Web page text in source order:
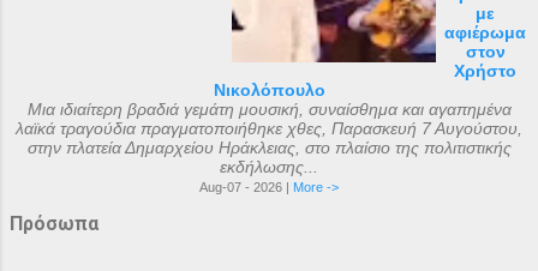
με
αφιέρωμα
στον
Χρήστο
Νικολόπουλο
Μια ιδιαίτερη βραδιά γεμάτη μουσική, συναίσθημα και αγαπημένα
λαϊκά τραγούδια πραγματοποιήθηκε χθες, Παρασκευή 7 Αυγούστου,
στην πλατεία Δημαρχείου Ηράκλειας, στο πλαίσιο της πολιτιστικής
εκδήλωσης...
Aug-07 - 2026 | More ->
Πρόσωπα